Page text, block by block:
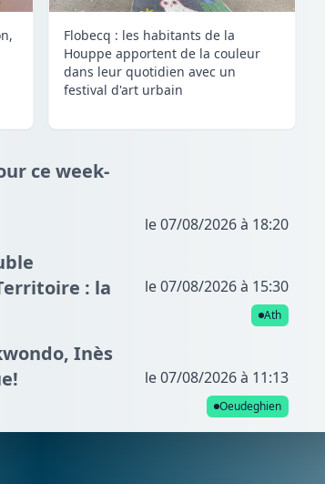
Flobecq : les habitants de la
Houppe apportent de la couleur
dans leur quotidien avec un
festival d'art urbain
ce week-
le 07/08/2026 à 18:20
: la
le 07/08/2026 à 15:30
Ath
Inès
le 07/08/2026 à 11:13
Oeudeghien